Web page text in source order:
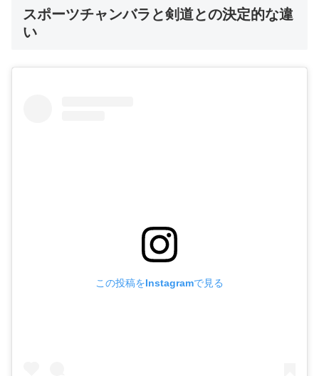
スポーツチャンバラと剣道との決定的な違
い
この投稿をInstagramで見る